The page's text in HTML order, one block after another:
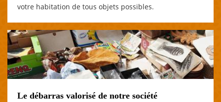
votre habitation de tous objets possibles.
Le débarras valorisé de notre société